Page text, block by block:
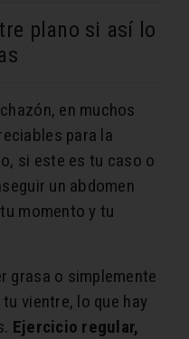
plano si así lo
en muchos
para la
si este es tu caso o
un abdomen
momento y tu
grasa o simplemente
vientre, lo que hay
Ejercicio regular,